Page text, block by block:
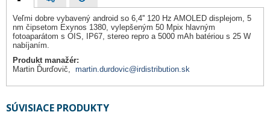
Veľmi dobre vybavený android so 6,4'' 120 Hz AMOLED displejom, 5
nm čipsetom Exynos 1380, vylepšeným 50 Mpix hlavným
fotoaparátom s OIS, IP67, stereo repro a 5000 mAh batériou s 25 W
nabíjaním.
Produkt manažér:
Martin Ďurďovič, martin.durdovic@irdistribution.sk
SÚVISIACE PRODUKTY